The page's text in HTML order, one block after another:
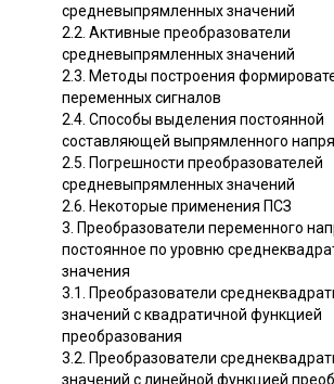
средневыпрямленных значений
2.2. Активные преобразователи
средневыпрямленных значений
2.3. Методы построения
переменных сигналов
2.4. Способы выделения постоянной
составляющей выпрямленного
2.5. Погрешности преобразователей
средневыпрямленных значений
2.6. Некоторые применения ПСЗ
3. Преобразователи переменного
постоянное по уровню
значения
3.1. Преобразователи
значений с квадратичной функцией
преобразования
3.2. Преобразователи
значений с линейной функцией